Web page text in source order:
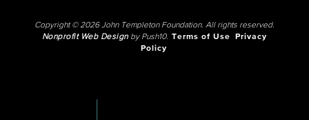
Copyright © 2026 John Templeton Foundation. All rights reserved.
Nonprofit Web Designby Push10. Terms of Use
Privacy
Policy